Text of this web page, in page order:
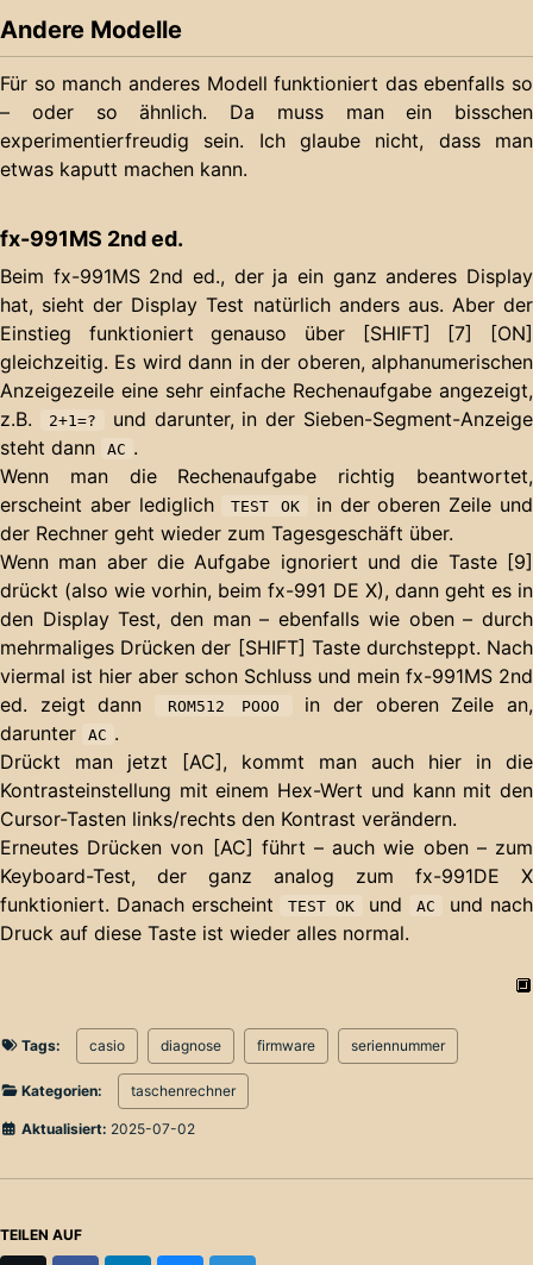
Andere Modelle
Für so manch anderes Modell funktioniert das ebenfalls so
– oder so ähnlich. Da muss man ein bisschen
experimentierfreudig sein. Ich glaube nicht, dass man
etwas kaputt machen kann.
fx-991MS 2nd ed.
Beim fx-991MS 2nd ed., der ja ein ganz anderes Display
hat, sieht der Display Test natürlich anders aus. Aber der
Einstieg funktioniert genauso über [SHIFT] [7] [ON]
gleichzeitig. Es wird dann in der oberen, alphanumerischen
Anzeigezeile eine sehr einfache Rechenaufgabe angezeigt,
z.B.
2+1=?
und darunter, in der Sieben-Segment-Anzeige
steht dann
AC .
Wenn man die Rechenaufgabe richtig beantwortet,
erscheint aber lediglich
TEST OK
in der oberen Zeile und
der Rechner geht wieder zum Tagesgeschäft über.
Wenn man aber die Aufgabe ignoriert und die Taste [9]
drückt (also wie vorhin, beim fx-991 DE X), dann geht es in
den Display Test, den man – ebenfalls wie oben – durch
mehrmaliges Drücken der [SHIFT] Taste durchsteppt. Nach
viermal ist hier aber schon Schluss und mein fx-991MS 2nd
ed. zeigt dann
ROM512 POOO
in der oberen Zeile an,
darunter
AC .
Drückt man jetzt [AC], kommt man auch hier in die
Kontrasteinstellung mit einem Hex-Wert und kann mit den
Cursor-Tasten links/rechts den Kontrast verändern.
Erneutes Drücken von [AC] führt – auch wie oben – zum
Keyboard-Test, der ganz analog zum fx-991DE X
funktioniert. Danach erscheint
TEST OK und AC
und nach
Druck auf diese Taste ist wieder alles normal.
🔲
Tags: casio diagnose firmware seriennummer
Kategorien: taschenrechner
Aktualisiert: 2025-07-02
TEILEN AUF